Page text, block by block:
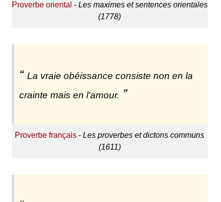
Proverbe oriental - Les maximes et sentences orientales
(1778)
La vraie obéissance consiste non en la
crainte mais en l'amour.
Proverbe français -Les proverbes et dictons communs
(1611)